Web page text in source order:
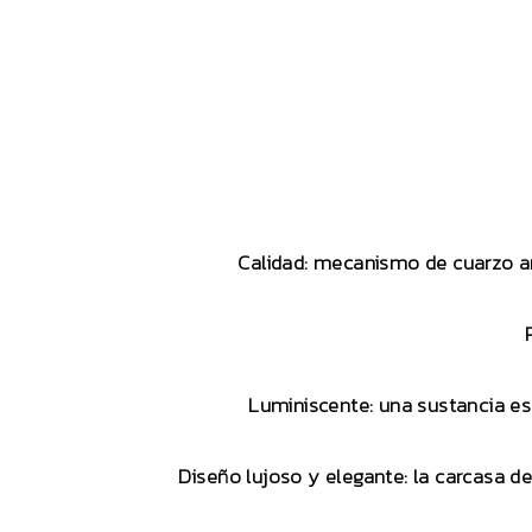
Calidad: mecanismo de cuarzo
Luminiscente: una sustancia
Diseño lujoso y elegante: la carcasa